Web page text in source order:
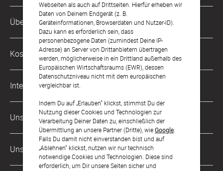
Webseiten als auch auf Drittseiten. Hierfür erheben wir
Daten von Deinem Endgerät (z. B.
Geräteinformationen, Browserdaten und Nutzer-ID).
Dazu kann es erforderlich sein, dass
personenbezogene Daten (zumindest Deine IP-
Adresse) an Server von Drittanbietern übertragen
werden, möglicherweise in ein Drittland außerhalb des
Europäischen Wirtschaftsraums (EWR), dessen
Datenschutzniveau nicht mit dem europäischen
vergleichbar ist.
Indem Du auf „Erlauben“ klickst, stimmst Du der
Nutzung dieser Cookies und Technologien zur
Verarbeitung Deiner Daten zu, einschließlich der
Übermittlung an unsere Partner (Dritte), wieGoogle
Falls Du damit nicht einverstanden bist und auf
„Ablehnen“ klickst, nutzen wir nur technisch
notwendige Cookies und Technologien. Diese sind
erforderlich, um Dir unsere Seiten sicher und
Kundenservice-Hotline
0049 221 956 725 10
Mo. - Fr. von 9 bis 17 Uhr
kontakt@sendmoments.ch
Über Uns
Philosophie
Karriere
Impressum
AGB & Widerrufsrecht
Zahlung & Versand
Datenschutz
LLM's
Kostenlose Services
Musterkarten
Digitale Gästelisten
FAQ & Hilfe
International
Deutschland
Österreich
Frankreich
Unsere Zahlungsarten
Unsere Partner